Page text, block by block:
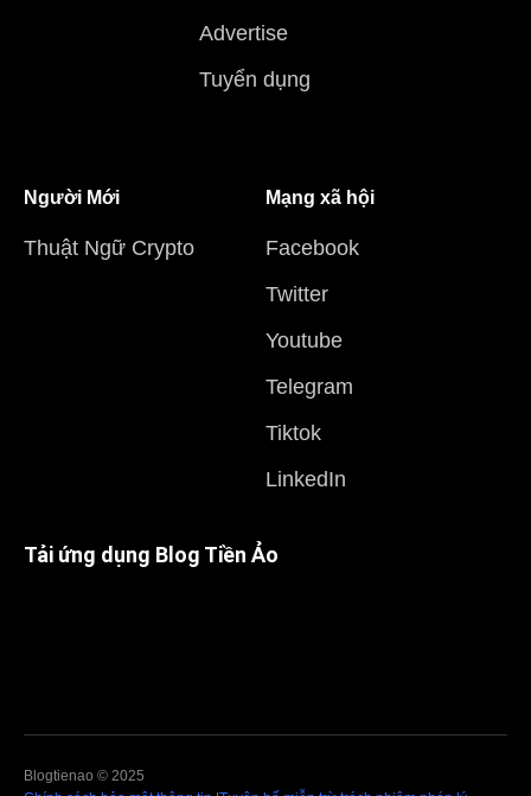
Advertise
Tuyển dụng
Người Mới
Thuật Ngữ Crypto
Mạng xã hội
Facebook
Twitter
Youtube
Telegram
Tiktok
LinkedIn
Tải ứng dụng Blog Tiền Ảo
Blogtienao © 2025